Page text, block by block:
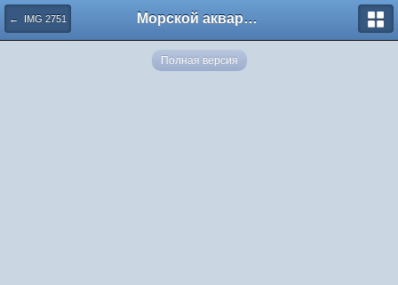
← IMG 2751 Морской аквариум. Форумы ReefCentral.ru
Полная версия